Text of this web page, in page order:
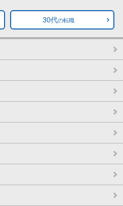
30代の転職